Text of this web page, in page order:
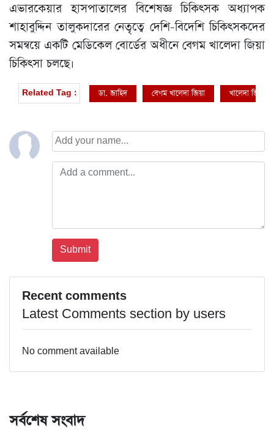
এভারকেয়ার হাসপাতালের বিশেষজ্ঞ চিকিৎসক অধ্যাপক
শাহাবুদ্দিন তালুকদারের নেতৃত্বে দেশি-বিদেশি চিকিৎসকদের
সমন্বয়ে একটি মেডিকেল বোর্ডের অধীনে বেগম খালেদা জিয়া
চিকিৎসা চলছে।
Related Tag : ডা. জাহিদ বেগম খালেদা জিয়া খালেদা জিয়া
Recent comments
Latest Comments section by users
No comment available
সর্বশেষ সংবাদ